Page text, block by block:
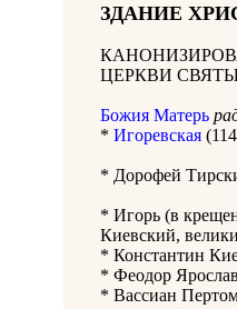
ЗДАНИЕ
ЦЕРКВИ
Божия Матерь
* Игоревская
* Дорофей
* Игорь (в
Киевский,
* Константин
* Феодор
* Вассиан